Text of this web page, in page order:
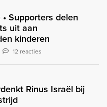
Supporters delen
uit aan
kinderen
12 reacties
Rinus Israël bij